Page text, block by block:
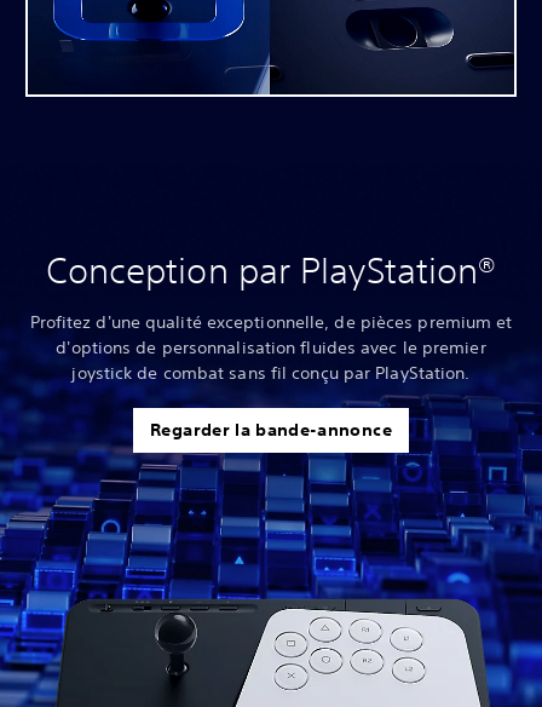
Conception par PlayStation®
Profitez d'une qualité exceptionnelle, de pièces premium et
d'options de personnalisation fluides avec le premier
joystick de combat sans fil conçu par PlayStation.
Regarder la bande-annonce